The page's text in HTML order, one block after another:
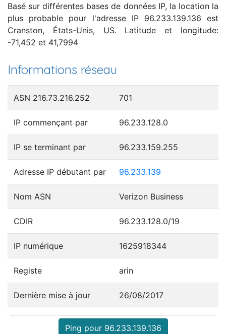
Basé sur différentes bases de données IP, la location la
plus probable pour l'adresse IP 96.233.139.136 est
Cranston, États-Unis, US. Latitude et longitude:
-71,452 et 41,7994
Informations réseau
ASN 216.73.216.252 701
IP commençant par 96.233.128.0
IP se terminant par 96.233.159.255
Adresse IP débutant par 96.233.139
Nom ASN Verizon Business
CDIR 96.233.128.0/19
IP numérique 1625918344
Registe arin
Dernière mise à jour 26/08/2017
Ping pour 96.233.139.136